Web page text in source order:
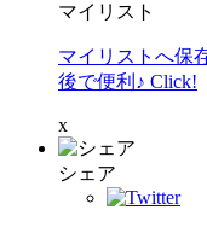
マイリスト
マイリストへ保
後で便利♪ Click!
x
シェア